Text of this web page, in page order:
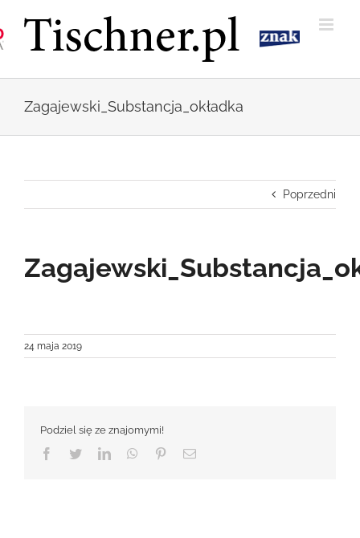
zawartości
Zagajewski_Substancja_okładka
Poprzedni
24 maja 2019
Podziel się ze znajomymi!
Facebook
TwitterLinkedInWhatsApp
PinterestEmail